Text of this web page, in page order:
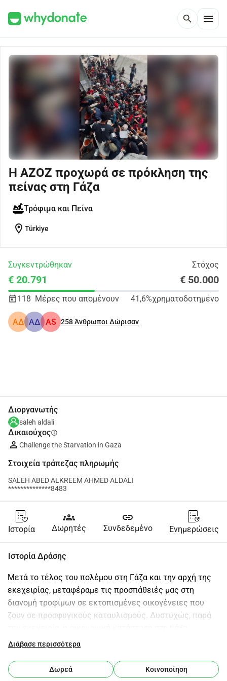
search menu
Η AZOZ προχωρά σε πρόκληση της
πείνας στη Γάζα
Τρόφιμα και Πείνα
location_on Türkiye
Συγκεντρώθηκαν Στόχος
€ 20.791 € 50.000
118 Μέρες που απομένουν 41,6%χρηματοδοτημένο
ΑΔ ΑΔ AS 258Άνθρωποι Δώρισαν
Διοργανωτής
saleh aldali
Δικαιούχοςinfo
Challenge the Starvation in Gaza
Στοιχεία τράπεζας πληρωμής
SALEH ABED ALKREEM AHMED ALDALI
**************8483
Ιστορία
groups
Δωρητές
link
Συνδεδεμένο Ενημερώσεις
Ιστορία Δράσης
Μετά το τέλος του πολέμου στη Γάζα και την αρχή της
εκεχειρίας, μεταφέραμε τις προσπάθειές μας στη
διανομή τροφίμων σε εκτοπισμένες οικογένειες που
ζουν σε προσφυγικούς καταυλισμούς. Δυστυχώς, παρά
συνεχίζει να επιδεινώνεται σοβαρά. Η συντριπτική
εξασφαλίσει βασικά τρόφιμα, εν μέσω μιας κρίσιμης
έλλειψης απαραίτητων προμηθειών. Η υποστήριξή σας
Διάβασε περισσότερα
Δωρεά Κοινοποίηση